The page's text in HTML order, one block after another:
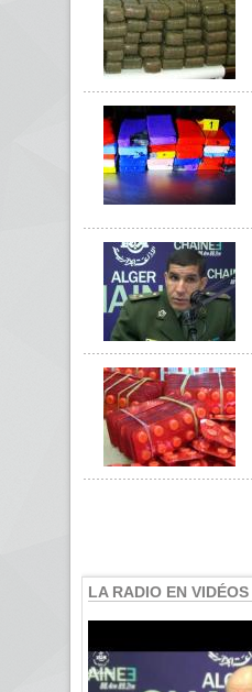
LA RADIO EN VIDÉOS